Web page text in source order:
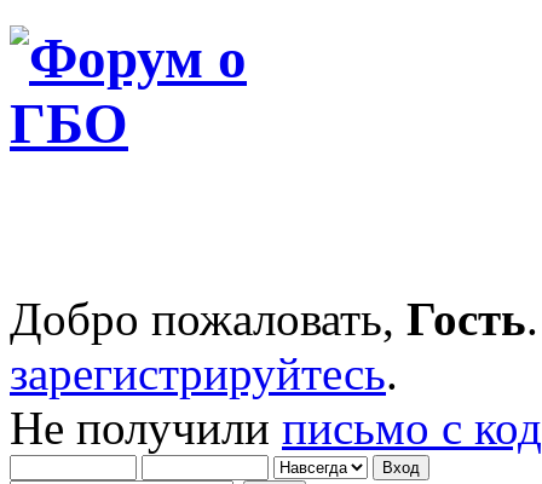
Добро пожаловать, Гость
зарегистрируйтесь.
Не получили письмо с